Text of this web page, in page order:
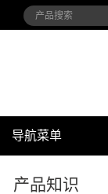
导航菜单
产品知识